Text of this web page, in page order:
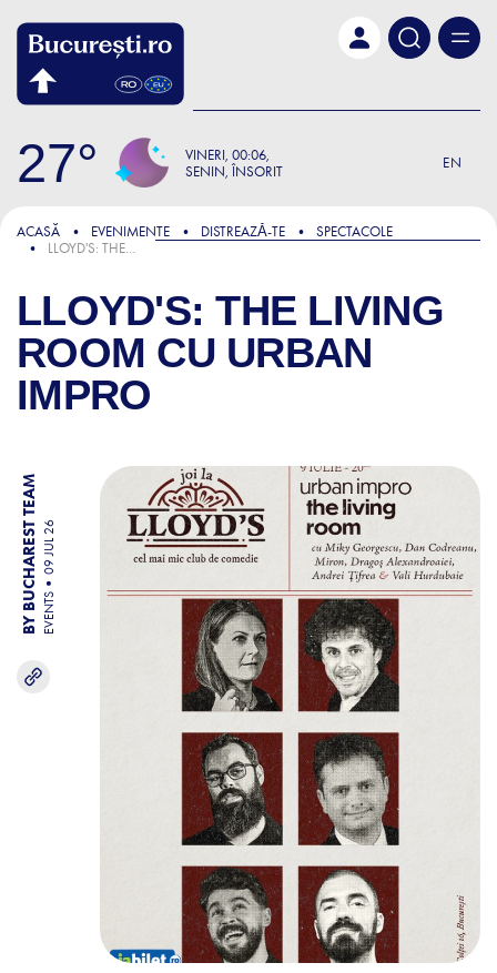
27 VINERI 00:06
SENIN, ÎNSORIT
EN
ACASĂ EVENIMENTE DISTREAZǍ-TE
SPECTACOLE
LLOYD'S: THE LIVING ROOM CU URBAN IMPRO
LLOYD'S: THE LIVING
ROOM CU URBAN
IMPRO
BY BUCHAREST TEAM EVENTS
09 JUL 26